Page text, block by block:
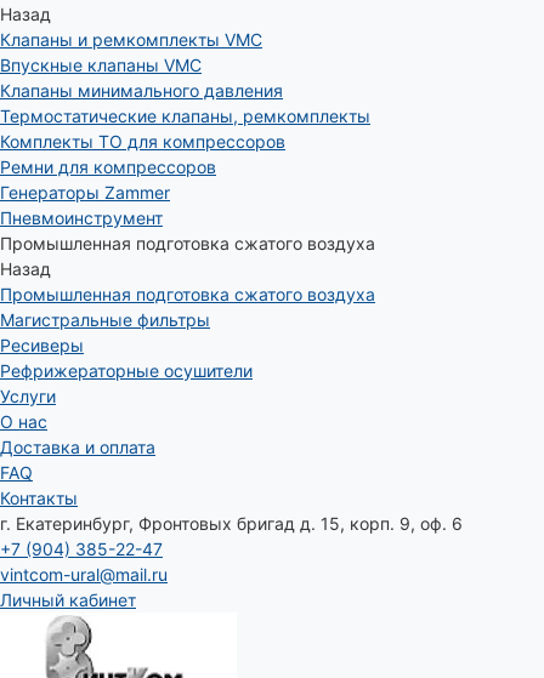
Назад
Клапаны и ремкомплекты VMC
Впускные клапаны VMC
Клапаны минимального давления
Термостатические клапаны, ремкомплекты
Комплекты ТО для компрессоров
Ремни для компрессоров
Генераторы Zammer
Пневмоинструмент
Промышленная подготовка сжатого воздуха
Назад
Промышленная подготовка сжатого воздуха
Магистральные фильтры
Ресиверы
Рефрижераторные осушители
Услуги
О нас
Доставка и оплата
FAQ
Контакты
г. Екатеринбург, Фронтовых бригад д. 15, корп. 9, оф. 6
+7 (904) 385-22-47
vintcom-ural@mail.ru
Личный кабинет